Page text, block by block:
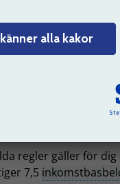
alla kakor
slutbetalning.
belopp som du får i
regler gäller för
7,5